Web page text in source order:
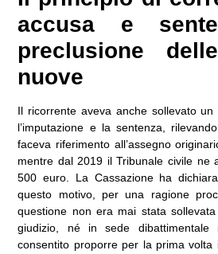
accusa e
preclusione
nuove
Il ricorrente aveva anche sollevato
l’imputazione e la sentenza,
faceva riferimento all’assegno
mentre dal 2019 il Tribunale civile ne
500 euro. La Cassazione ha
questo motivo, per una ragione
questione non era mai stata
giudizio, né in sede
consentito proporre per la prima volta